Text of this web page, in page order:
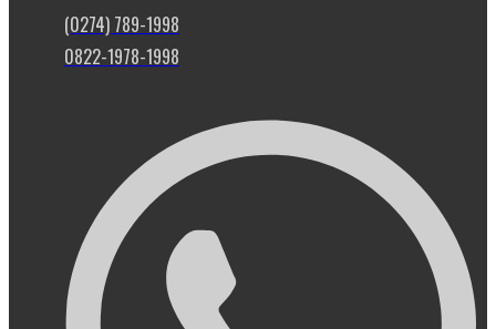
(0274) 789-1998
0822-1978-1998